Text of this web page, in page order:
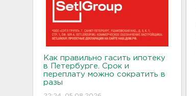
Как правильно гасить ипотеку
в Петербурге. Срок и
переплату можно сократить в
разы